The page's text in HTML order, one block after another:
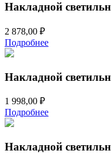
Накладной
2 878,00 ₽
Подробнее
Накладной
1 998,00 ₽
Подробнее
Накладной